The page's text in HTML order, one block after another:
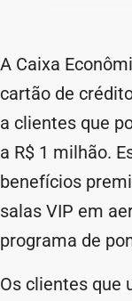
A Caixa
cartão de
a clientes que
a R$ 1 milhão.
benefícios
salas VIP em
programa de
Os clientes que